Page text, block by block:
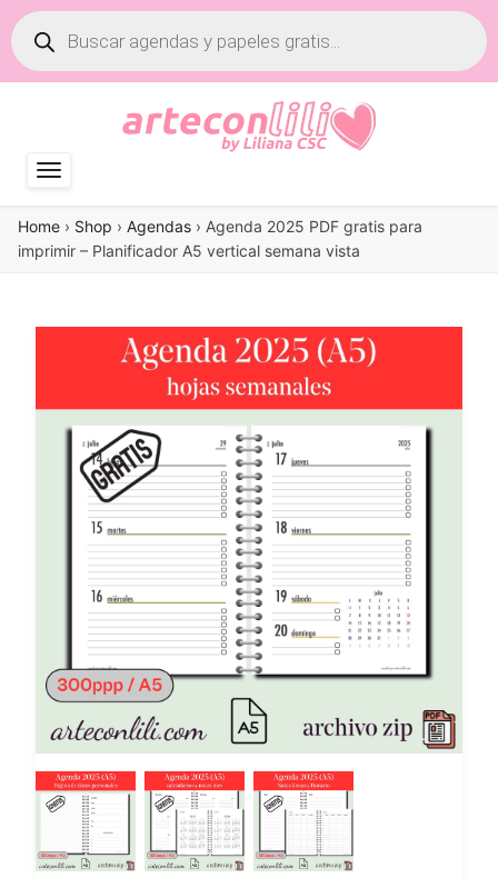
Búsqueda
de
productos
Home › Shop › Agendas › Agenda 2025 PDF gratis para
imprimir – Planificador A5 vertical semana vista